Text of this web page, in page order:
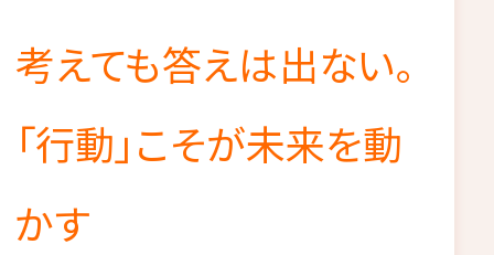
考えても答えは出ない。
「行動」こそが未来を動
かす